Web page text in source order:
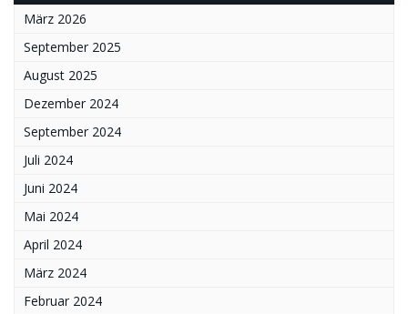
März 2026
September 2025
August 2025
Dezember 2024
September 2024
Juli 2024
Juni 2024
Mai 2024
April 2024
März 2024
Februar 2024